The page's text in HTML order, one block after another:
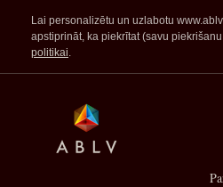
Lai personalizētu un uzlabotu
apstiprināt, ka piekrītat (savu
politikai.